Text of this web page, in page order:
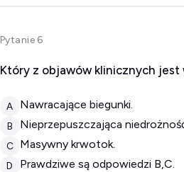
Pytanie 6
Który z objawów klinicznych
A nawracające biegunki.
B nieprzepuszczająca
C masywny krwotok.
D prawdziwe są odpowiedzi B,C.